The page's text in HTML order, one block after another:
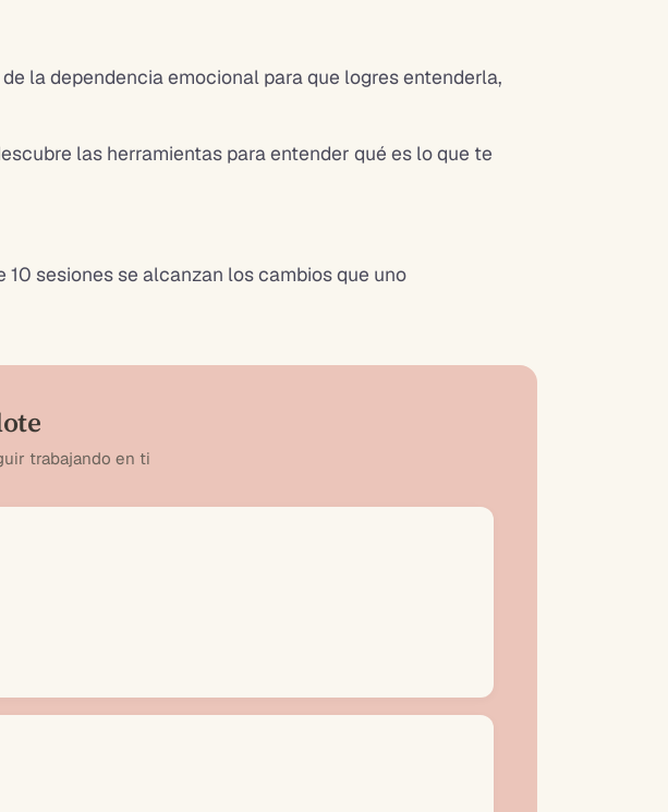
la dependencia emocional para que logres entenderla,
las herramientas para entender qué es lo que te
sesiones se alcanzan los cambios que uno
trabajando en ti